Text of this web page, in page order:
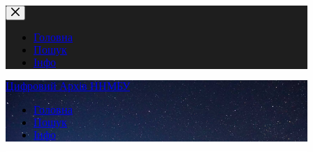
Перейти
до
вмістуГоловна
Пошук
Інфо
Цифровий Архів ННМБУ
Головна
Пошук
Інфо